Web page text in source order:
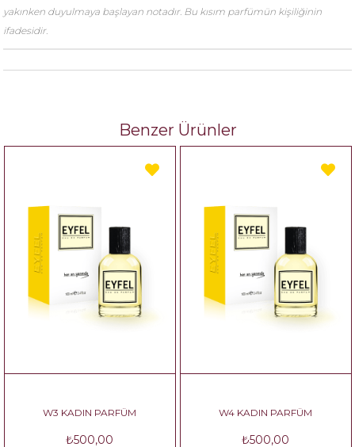
yakınken duyulmaya başlayan notadır. Bu kısım parfümün kişiliğinin
ifadesidir.
Benzer Ürünler
W3 KADIN PARFÜM
₺500,00
W4 KADIN PARFÜM
₺500,00